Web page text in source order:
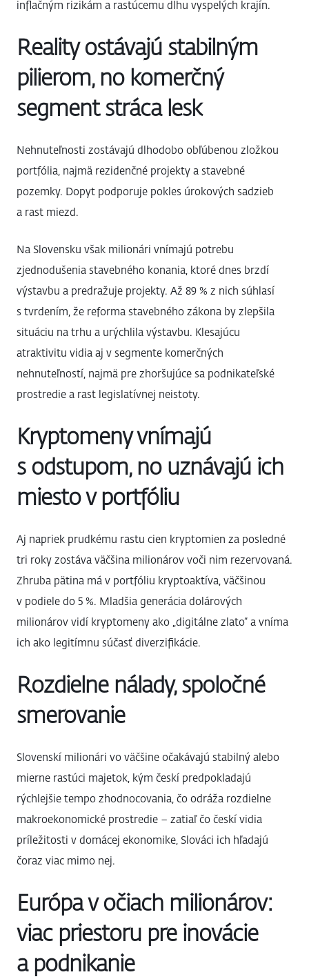
inflačným rizikám a rastúcemu dlhu vyspelých krajín.
Reality ostávajú stabilným
pilierom, no komerčný
segment stráca lesk
Nehnuteľnosti zostávajú dlhodobo obľúbenou zložkou
portfólia, najmä rezidenčné projekty a stavebné
pozemky. Dopyt podporuje pokles úrokových sadzieb
a rast miezd.
Na Slovensku však milionári vnímajú potrebu
zjednodušenia stavebného konania, ktoré dnes brzdí
výstavbu a predražuje projekty. Až 89 % z nich súhlasí
s tvrdením, že reforma stavebného zákona by zlepšila
situáciu na trhu a urýchlila výstavbu. Klesajúcu
atraktivitu vidia aj v segmente komerčných
nehnuteľností, najmä pre zhoršujúce sa podnikateľské
prostredie a rast legislatívnej neistoty.
Kryptomeny vnímajú
s odstupom, no uznávajú ich
miesto v portfóliu
Aj napriek prudkému rastu cien kryptomien za posledné
tri roky zostáva väčšina milionárov voči nim rezervovaná.
Zhruba pätina má v portfóliu kryptoaktíva, väčšinou
v podiele do 5 %. Mladšia generácia dolárových
milionárov vidí kryptomeny ako „digitálne zlato“ a vníma
ich ako legitímnu súčasť diverzifikácie.
Rozdielne nálady, spoločné
smerovanie
Slovenskí milionári vo väčšine očakávajú stabilný alebo
mierne rastúci majetok, kým českí predpokladajú
rýchlejšie tempo zhodnocovania, čo odráža rozdielne
makroekonomické prostredie – zatiaľ čo českí vidia
príležitosti v domácej ekonomike, Slováci ich hľadajú
čoraz viac mimo nej.
Európa v očiach milionárov:
viac priestoru pre inovácie
a podnikanie